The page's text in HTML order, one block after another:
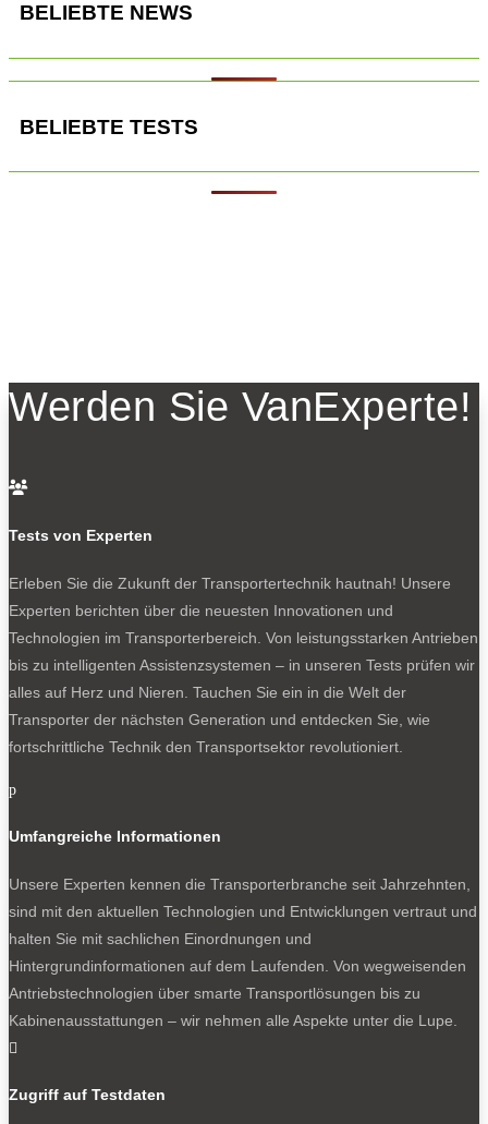
BELIEBTE NEWS
BELIEBTE TESTS
Werden Sie VanExperte!

Tests von Experten
Erleben Sie die Zukunft der Transportertechnik hautnah! Unsere
Experten berichten über die neuesten Innovationen und
Technologien im Transporterbereich. Von leistungsstarken Antrieben
bis zu intelligenten Assistenzsystemen – in unseren Tests prüfen wir
alles auf Herz und Nieren. Tauchen Sie ein in die Welt der
Transporter der nächsten Generation und entdecken Sie, wie
fortschrittliche Technik den Transportsektor revolutioniert.
p
Umfangreiche Informationen
Unsere Experten kennen die Transporterbranche seit Jahrzehnten,
sind mit den aktuellen Technologien und Entwicklungen vertraut und
halten Sie mit sachlichen Einordnungen und
Hintergrundinformationen auf dem Laufenden. Von wegweisenden
Antriebstechnologien über smarte Transportlösungen bis zu
Kabinenausstattungen – wir nehmen alle Aspekte unter die Lupe.

Zugriff auf Testdaten